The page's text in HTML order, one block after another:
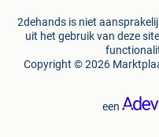
2dehands is niet
uit het gebruik van deze
Copyright © 2026
een